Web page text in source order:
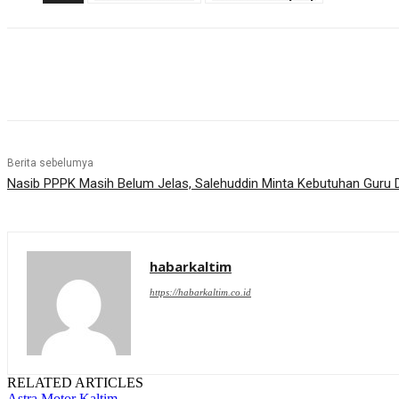
Berita sebelumya
Nasib PPPK Masih Belum Jelas, Salehuddin Minta Kebutuhan Guru
habarkaltim
https://habarkaltim.co.id
RELATED ARTICLES